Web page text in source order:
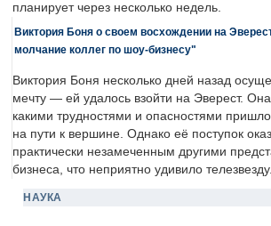
планирует через несколько недель.
Виктория Боня о своем восхождении на
молчание коллег по шоу-бизнесу"
Виктория Боня несколько дней назад
мечту — ей удалось взойти на Эверест.
какими трудностями и опасностями
на пути к вершине. Однако её поступок
практически незамеченным другими
бизнеса, что неприятно удивило телезвезду.
НАУКА